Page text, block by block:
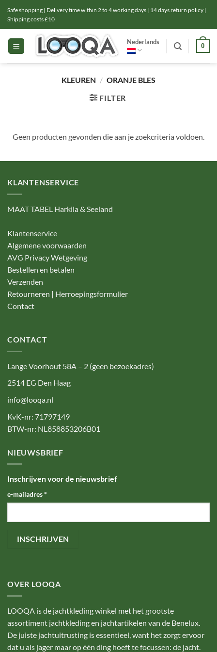
naar
inhoud
Safe shopping | Delivery time within 2 to 4 working days | 14 days return policy |
Shipping costs £10
Nederlands
0
KLEUREN / ORANJE BLES
FILTER
Geen producten gevonden die aan je zoekcriteria voldoen.
KLANTENSERVICE
MAAT TABEL Harkila & Seeland
Klantenservice
Algemene voorwaarden
AVG Privacy Wetgeving
Bestellen en betalen
Verzenden
Retourneren | Herroepingsformulier
Contact
CONTACT
Lange Voorhout 58A – 2 (geen bezoekadres)
2514 EG Den Haag
info@looqa.nl
KvK-nr: 71797149
BTW-nr: NL858853206B01
NIEUWSBRIEF
Inschrijven voor de nieuwsbrief
e-mailadres*
OVER LOOQA
LOOQA is de jachtkleding winkel met het grootste
assortiment jachtkleding en jachtartikelen van de Benelux.
De juiste jachtuitrusting is essentieel, want het zorgt ervoor
dat u als jager maar op één ding hoeft te focussen: de jacht.